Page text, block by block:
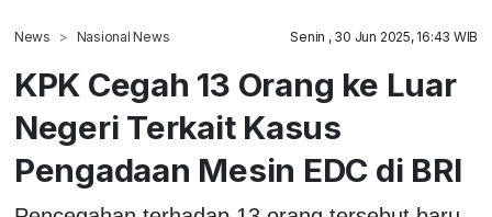
News Nasional News Senin , 30 Jun 2025, 16:43 WIB
KPK Cegah 13 Orang ke Luar
Negeri Terkait Kasus
Pengadaan Mesin EDC di BRI